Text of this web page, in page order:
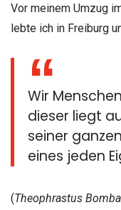
Vor meinem Umzug
lebte ich in Freiburg
Wir
dieser liegt
seiner
eines jeden
(Theophrastus